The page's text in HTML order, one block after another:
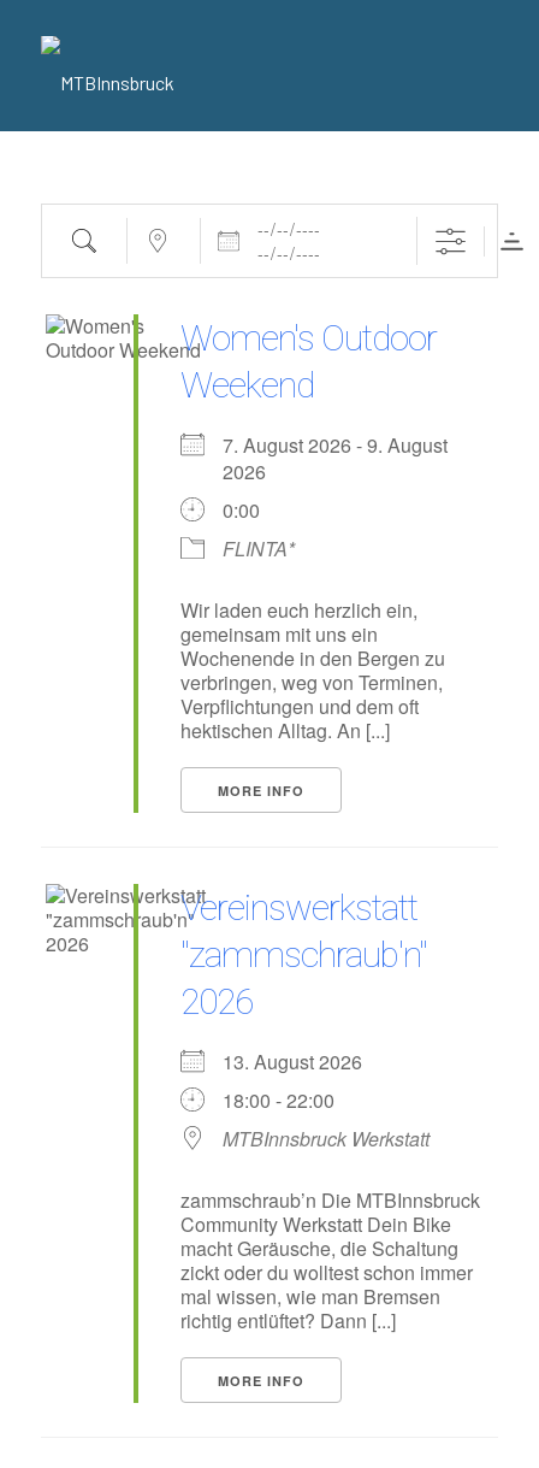
Search Near... Dates
Women's Outdoor
Weekend
7. August 2026 - 9. August
2026
0:00
FLINTA*
Wir laden euch herzlich ein,
gemeinsam mit uns ein
Wochenende in den Bergen zu
verbringen, weg von Terminen,
Verpflichtungen und dem oft
hektischen Alltag. An [...]
MORE INFO
Vereinswerkstatt
"zammschraub'n"
2026
13. August 2026
18:00 - 22:00
MTBInnsbruck Werkstatt
zammschraub’n Die MTBInnsbruck
Community Werkstatt Dein Bike
macht Geräusche, die Schaltung
zickt oder du wolltest schon immer
mal wissen, wie man Bremsen
richtig entlüftet? Dann [...]
MORE INFO